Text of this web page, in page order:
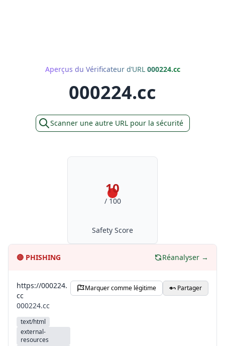
Aperçus du Vérificateur d’URL 000224.cc
000224.cc
Scanner une autre URL pour la sécurité
10
/ 100
Safety Score
🔴 PHISHING Réanalyser →
https://000224.
cc
000224.cc
text/html
external-
resources
Marquer comme légitime Partager